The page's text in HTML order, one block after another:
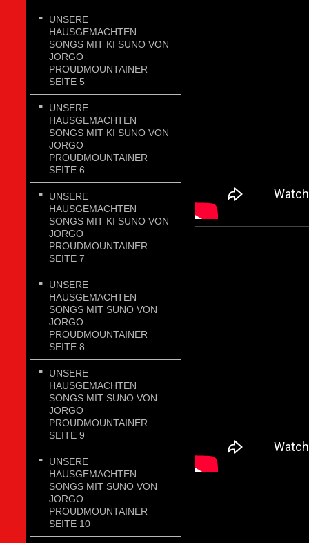
UNSERE
HAUSGEMACHTEN
SONGS MIT KI SUNO VON
JORGO
PROUDMOUNTAINER
SEITE 5
UNSERE
HAUSGEMACHTEN
SONGS MIT KI SUNO VON
JORGO
PROUDMOUNTAINER
SEITE 6
UNSERE
HAUSGEMACHTEN
SONGS MIT KI SUNO VON
JORGO
PROUDMOUNTAINER
SEITE 7
UNSERE
HAUSGEMACHTEN
SONGS MIT SUNO VON
JORGO
PROUDMOUNTAINER
SEITE 8
UNSERE
HAUSGEMACHTEN
SONGS MIT SUNO VON
JORGO
PROUDMOUNTAINER
SEITE 9
UNSERE
HAUSGEMACHTEN
SONGS MIT SUNO VON
JORGO
PROUDMOUNTAINER
SEITE 10